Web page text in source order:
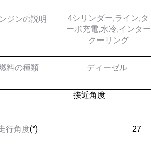
ジンの説明
4シリンダー,ライン,タ
ーボ充電,水冷,インター
クーリング
料の種類 ディーゼル
行角度(°)
接近角度
27